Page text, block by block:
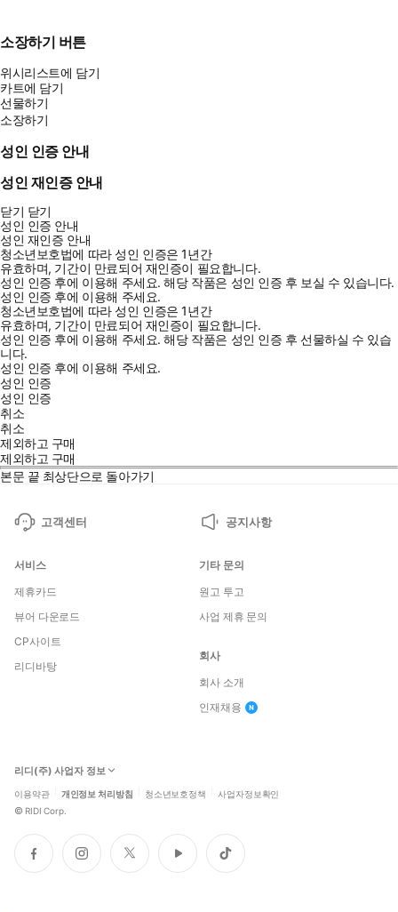
소장하기 버튼
위시리스트에 담기
카트에 담기
선물하기
소장하기
성인 인증 안내
성인 재인증 안내
닫기 닫기
성인 인증 안내
성인 재인증 안내
청소년보호법에 따라 성인 인증은 1년간
유효하며, 기간이 만료되어 재인증이 필요합니다.
성인 인증 후에 이용해 주세요.해당 작품은 성인 인증 후 보실 수 있습니다.
성인 인증 후에 이용해 주세요.
청소년보호법에 따라 성인 인증은 1년간
유효하며, 기간이 만료되어 재인증이 필요합니다.
성인 인증 후에 이용해 주세요.해당 작품은 성인 인증 후 선물하실 수 있습
니다.
성인 인증 후에 이용해 주세요.
성인 인증
성인 인증
취소
취소
제외하고 구매
제외하고 구매
본문 끝 최상단으로 돌아가기
고객센터 공지사항
서비스
제휴카드
뷰어 다운로드
CP사이트
리디바탕
기타 문의
원고 투고
사업 제휴 문의
회사
회사 소개
인재채용
리디(주) 사업자 정보
이용약관 개인정보 처리방침 청소년보호정책 사업자정보확인
© RIDI Corp.
페
이
인
스
트
위
유
튜
틱
톡